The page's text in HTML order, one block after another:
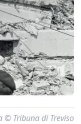
© Tribuna di Treviso